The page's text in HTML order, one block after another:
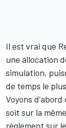
Il est vrai que
une allocation
simulation,
de temps le
Voyons
soit sur la
règlement sur